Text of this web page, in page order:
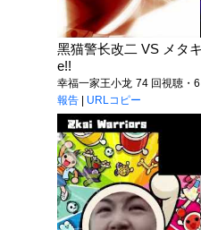
黑猫警长改二 VS メタ
e!!
幸福一家王小龙 74 回視聴・
報告
URLコピー